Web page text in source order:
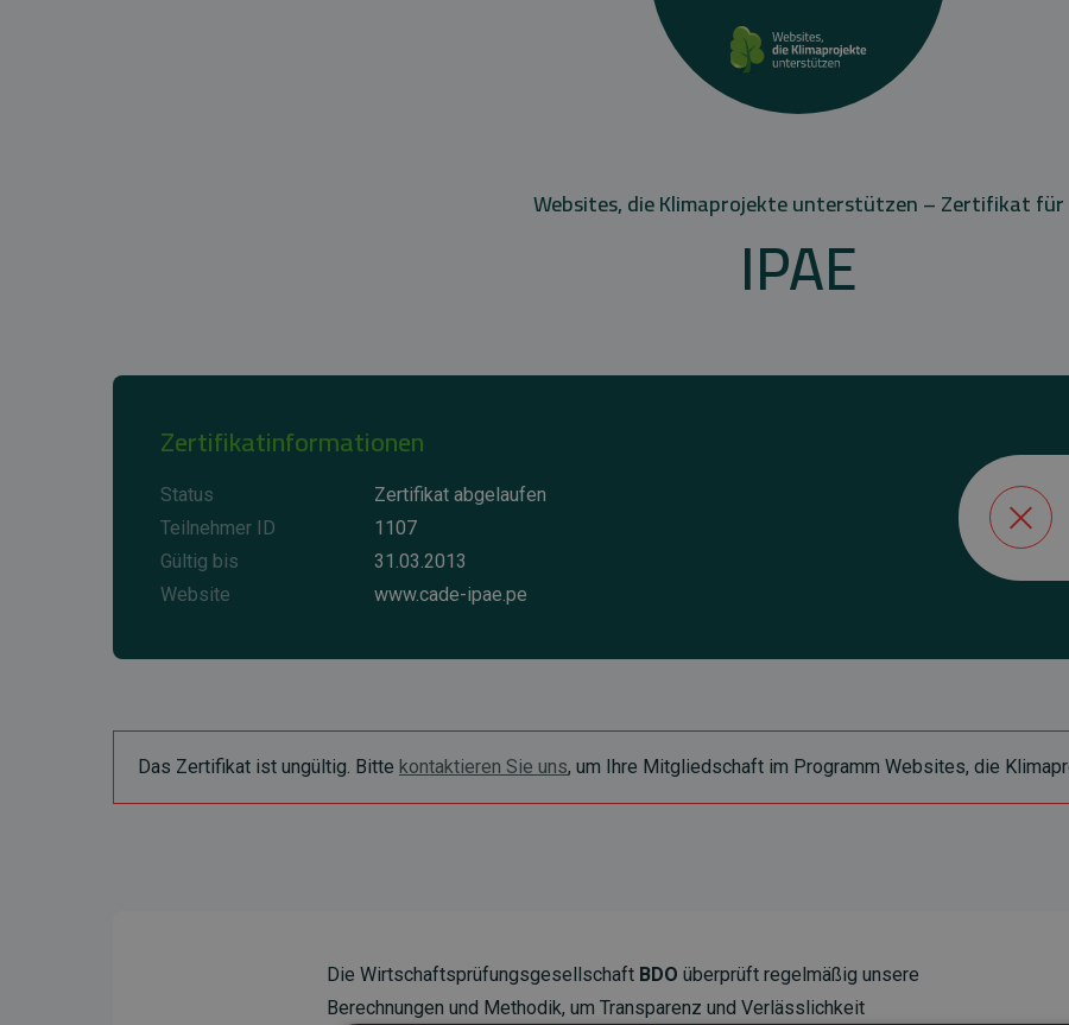
Websites, die Klimaprojekte unterstützen – Zertifikat für
IPAE
Zertifikatinformationen
Status
Zertifikat abgelaufen
Teilnehmer ID
1107
Gültig bis
31.03.2013
Website
www.cade-ipae.pe
Das Zertifikat ist ungültig. Bitte kontaktieren Sie uns, um Ihre Mitgliedschaft im Programm Websites, die
Die Wirtschaftsprüfungsgesellschaft BDO überprüft regelmäßig unsere
Berechnungen und Methodik, um Transparenz und Verlässlichkeit